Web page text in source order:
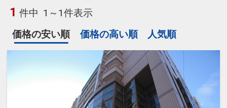
1 件中 1～1件表示
価格の安い順
価格の高い順 人気順